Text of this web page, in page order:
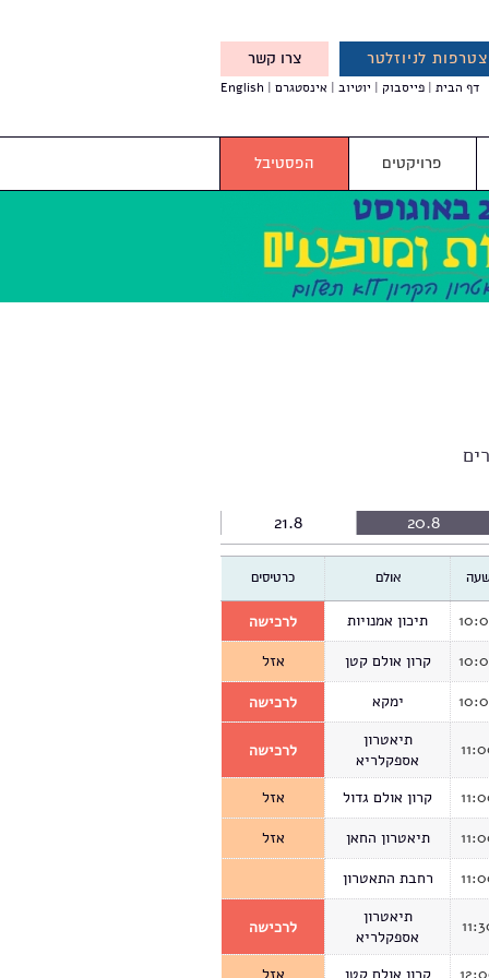
לניוזלטר צרו קשר
והטבות מיוחדות עבורך
דף הבית פייסבוק יוטיוב אינסטגרם English
פרויקטים הפסטיבל
20.8
21.8
אולם כרטיסים
תיכון אמנויות
לרכישה
קרון אולם קטן
אזל
ימקא לרכישה
תיאטרון
אספקלריא
לרכישה
קרון אולם גדול
אזל
תיאטרון החאן
אזל
רחבת התאטרון
תיאטרון
אספקלריא
לרכישה